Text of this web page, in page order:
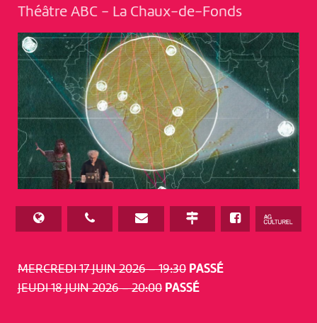
MERCREDI 17 JUIN 2026 – 19:30 PASSÉ
JEUDI 18 JUIN 2026 – 20:00 PASSÉ
Théâtre ABC - La Chaux-de-Fonds